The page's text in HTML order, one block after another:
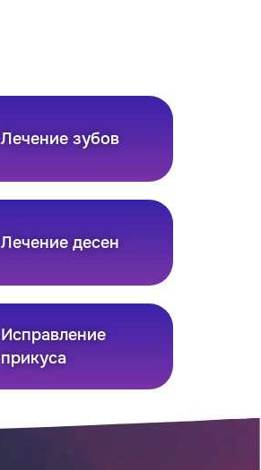
Лечение зубов
Лечение десен
Исправление
прикуса